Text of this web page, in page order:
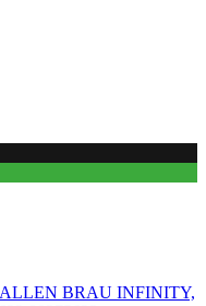
ALLEN BRAU INFINITY,